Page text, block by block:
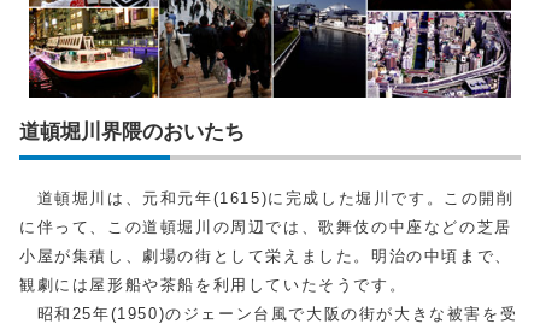
道頓堀川界隈のおいたち
道頓堀川は、元和元年(1615)に完成した堀川です。この開削
に伴って、この道頓堀川の周辺では、歌舞伎の中座などの芝居
小屋が集積し、劇場の街として栄えました。明治の中頃まで、
観劇には屋形船や茶船を利用していたそうです。
昭和25年(1950)のジェーン台風で大阪の街が大きな被害を受